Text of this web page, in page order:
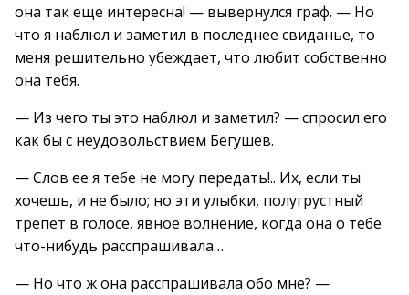
она так еще интересна! — вывернулся граф. — Но
что я наблюл и заметил в последнее свиданье, то
меня решительно убеждает, что любит собственно
она тебя.
— Из чего ты это наблюл и заметил? — спросил его
как бы с неудовольствием Бегушев.
— Слов ее я тебе не могу передать!.. Их, если ты
хочешь, и не было; но эти улыбки, полугрустный
трепет в голосе, явное волнение, когда она о тебе
что-нибудь расспрашивала…
— Но что ж она расспрашивала обо мне? —